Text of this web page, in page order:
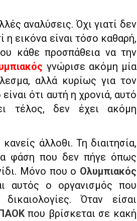
αναλύσεις. Όχι γιατί δεν
η εικόνα είναι τόσο καθαρή,
κάθε προσπάθεια να την
γνώρισε ακόμη μία
αλλά κυρίως για τον
ότι αυτή η χρονιά, αυτό
τέλος, δεν έχει ακόμη
άλλοθι. Τη διαιτησία,
φάση που δεν πήγε όπως
Μόνο που ο Ολυμπιακός
αυτός ο οργανισμός που
Όταν είσαι
που βρίσκεται σε κακή